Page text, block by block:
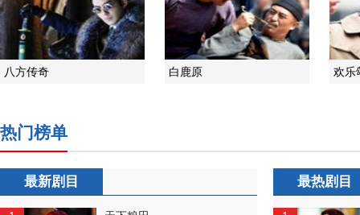
八方传奇 白鹿原 欢乐
热门榜单
最新剧目 最热剧目